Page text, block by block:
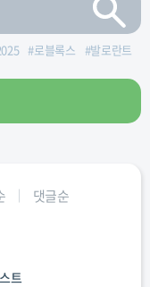
#로블록스 #발로란트
댓글순
트